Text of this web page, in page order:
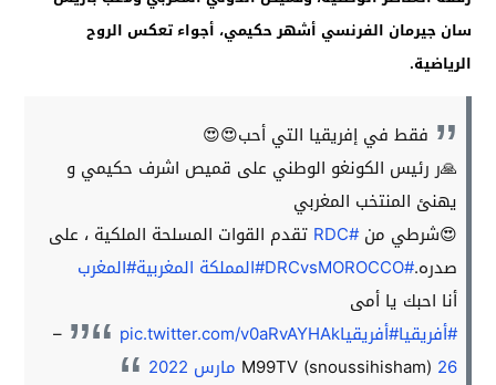
سان جيرمان الفرنسي أشهر حكيمي، أجواء تعكس الروح
الرياضية.
فقط في إفريقيا التي أحب😍😍
🙏ر رئيس الكونغو الوطني على قميص اشرف حكيمي و
يهنئ المنتخب المغربي
😍شرطي من#RDC
تقدم القوات المسلحة الملكية ، على
صدره.#DRCvsMOROCCO #المملكة المغربية#المغرب
أنا احبك يا أمى
#أفريقيا#أفريقياpic.twitter.com/v0aRvAYHAk
–
M99TV (snoussihisham) 26 مارس 2022